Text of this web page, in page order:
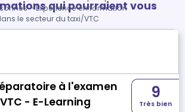
– Expérience en formation
le secteur du taxi/VTC
qui pourraient vous
à l'examen
- E-Learning
9
Très bien